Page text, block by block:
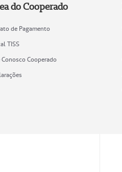
do Cooperado
de Pagamento
TISS
Conosco Cooperado